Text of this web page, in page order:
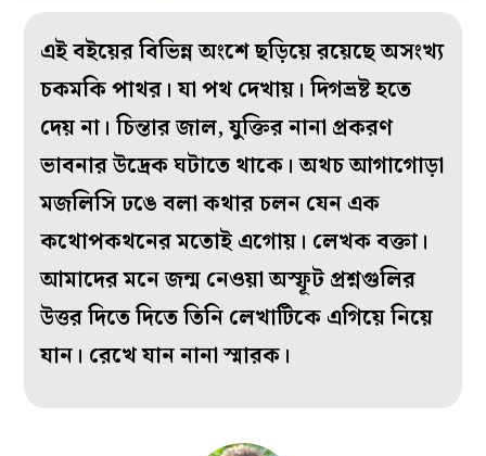
এই বইয়ের বিভিন্ন অংশে ছড়িয়ে রয়েছে অসংখ্য
চকমকি পাথর। যা পথ দেখায়। দিগভ্রষ্ট হতে
দেয় না। চিন্তার জাল, যুক্তির নানা প্রকরণ
ভাবনার উদ্রেক ঘটাতে থাকে। অথচ আগাগোড়া
মজলিসি ঢঙে বলা কথার চলন যেন এক
কথোপকথনের মতোই এগোয়। লেখক বক্তা।
আমাদের মনে জন্ম নেওয়া অস্ফূট প্রশ্নগুলির
উত্তর দিতে দিতে তিনি লেখাটিকে এগিয়ে নিয়ে
যান। রেখে যান নানা স্মারক।